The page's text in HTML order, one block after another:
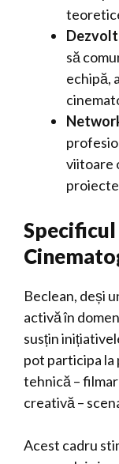
să
echipă,
viitoare
Beclean, deși
activă în
susțin
pot participa
tehnică –
creativă –
Acest cadru